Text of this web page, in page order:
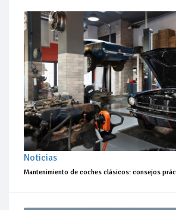
Noticias
Mantenimiento de coches clásicos: consejos